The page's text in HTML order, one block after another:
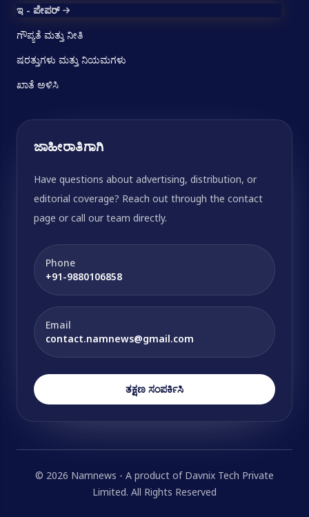
ಇ - ಪೇಪರ್
ಗೌಪ್ಯತೆ ಮತ್ತು ನೀತಿ
ಷರತ್ತುಗಳು ಮತ್ತು ನಿಯಮಗಳು
ಖಾತೆ ಅಳಿಸಿ
ಜಾಹೀರಾತಿಗಾಗಿ
Have questions about advertising, distribution, or
editorial coverage? Reach out through the contact
page or call our team directly.
Phone
+91-9880106858
Email
contact.namnews@gmail.com
ತಕ್ಷಣ ಸಂಪರ್ಕಿಸಿ
© 2026 Namnews - A product of Davnix Tech Private
Limited. All Rights Reserved